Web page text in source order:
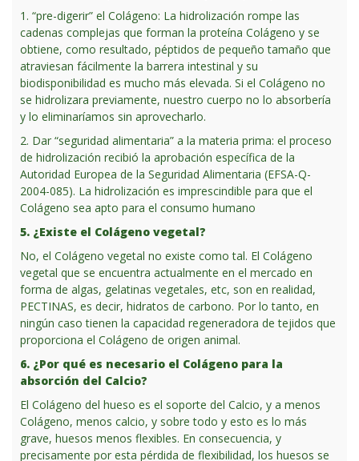
1. “pre-digerir” el Colágeno: La hidrolización rompe las
cadenas complejas que forman la proteína Colágeno y se
obtiene, como resultado, péptidos de pequeño tamaño que
atraviesan fácilmente la barrera intestinal y su
biodisponibilidad es mucho más elevada. Si el Colágeno no
se hidrolizara previamente, nuestro cuerpo no lo absorbería
y lo eliminaríamos sin aprovecharlo.
2. Dar “seguridad alimentaria” a la materia prima: el proceso
de hidrolización recibió la aprobación específica de la
Autoridad Europea de la Seguridad Alimentaria (EFSA-Q-
2004-085). La hidrolización es imprescindible para que el
Colágeno sea apto para el consumo humano
5. ¿Existe el Colágeno vegetal?
No, el Colágeno vegetal no existe como tal. El Colágeno
vegetal que se encuentra actualmente en el mercado en
forma de algas, gelatinas vegetales, etc, son en realidad,
PECTINAS, es decir, hidratos de carbono. Por lo tanto, en
ningún caso tienen la capacidad regeneradora de tejidos que
proporciona el Colágeno de origen animal.
6. ¿Por qué es necesario el Colágeno para la
absorción del Calcio?
El Colágeno del hueso es el soporte del Calcio, y a menos
Colágeno, menos calcio, y sobre todo y esto es lo más
grave, huesos menos flexibles. En consecuencia, y
precisamente por esta pérdida de flexibilidad, los huesos se